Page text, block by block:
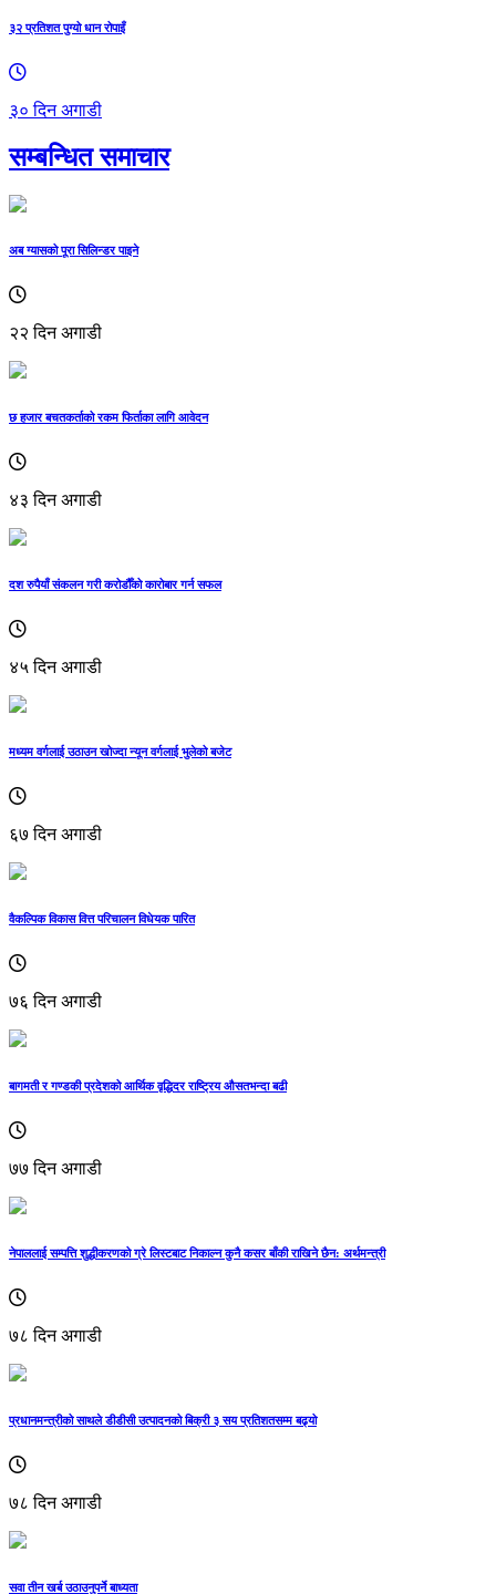
३२ प्रतिशत पुग्यो धान रोपाइँ
३० दिन अगाडी
सम्बन्धित समाचार
अब ग्यासको पूरा सिलिन्डर पाइने
२२ दिन अगाडी
छ हजार बचतकर्ताको रकम फिर्ताका लागि आवेदन
४३ दिन अगाडी
दश रुपैयाँ संकलन गरी करोडौँको कारोबार गर्न सफल
४५ दिन अगाडी
मध्यम वर्गलाई उठाउन खोज्दा न्यून वर्गलाई भुलेको बजेट
६७ दिन अगाडी
वैकल्पिक विकास वित्त परिचालन विधेयक पारित
७६ दिन अगाडी
बागमती र गण्डकी प्रदेशको आर्थिक वृद्धिदर राष्ट्रिय औसतभन्दा बढी
७७ दिन अगाडी
नेपाललाई सम्पत्ति शुद्धीकरणको ग्रे लिस्टबाट निकाल्न कुनै कसर बाँकी राखिने छैन: अर्थमन्त्री
७८ दिन अगाडी
प्रधानमन्त्रीको साथले डीडीसी उत्पादनको बिक्री ३ सय प्रतिशतसम्म बढ्यो
७८ दिन अगाडी
सवा तीन खर्ब उठाउनुपर्ने बाध्यता